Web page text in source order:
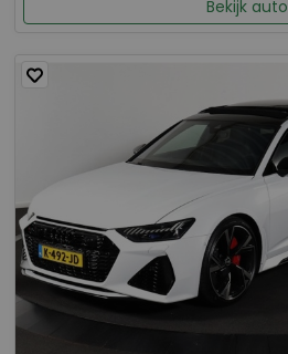
Bekijk auto